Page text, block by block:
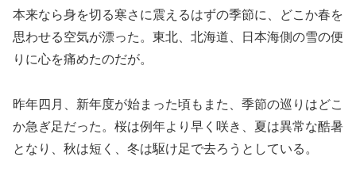
本来なら身を切る寒さに震えるはずの季節に、どこか春を
思わせる空気が漂った。東北、北海道、日本海側の雪の便
りに心を痛めたのだが。
昨年四月、新年度が始まった頃もまた、季節の巡りはどこ
か急ぎ足だった。桜は例年より早く咲き、夏は異常な酷暑
となり、秋は短く、冬は駆け足で去ろうとしている。